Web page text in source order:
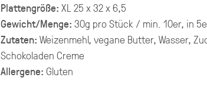
Plattengröße: XL 25 x 32 x 6,5
Gewicht/Menge: 30g pro Stück / min. 10er, in
Zutaten: Weizenmehl, vegane Butter, Wasser,
Schokoladen Creme
Allergene: Gluten
Preisangaben in:
Brutto
Netto